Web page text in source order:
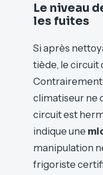
Le niveau
les fuites
Si après
tiède, le circuit
Contrairement
climatiseur ne
circuit est
indique une
manipulation
frigoriste